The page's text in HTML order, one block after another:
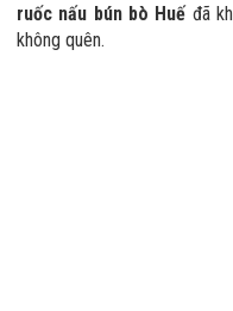
ruốc nấu bún bò Huếđã
không quên.